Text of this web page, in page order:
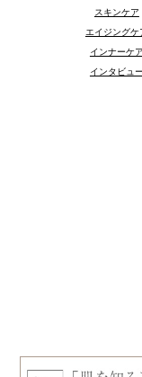
スキンケア
エイジングケ
インナーケア
インタビュー